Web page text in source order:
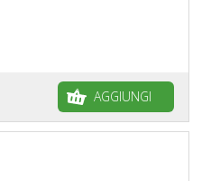
AGGIUNGI